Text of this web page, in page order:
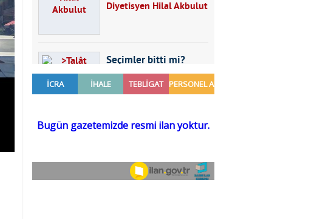
Diyetisyen Hilal Akbulut
Seçimler bitti mi?
Talât Yörük
Sezgin MADRAN